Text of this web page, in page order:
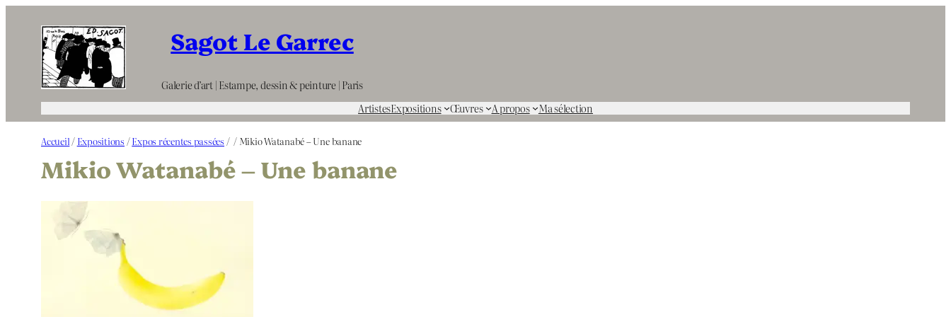
contenu
Sagot Le Garrec
Galerie d’art | Estampe, dessin & peinture | Paris
ArtistesExpositions Œuvres A propos Ma sélection
Accueil / Expositions /Expos récentes passées / / Mikio Watanabé – Une banane
Mikio Watanabé – Une banane